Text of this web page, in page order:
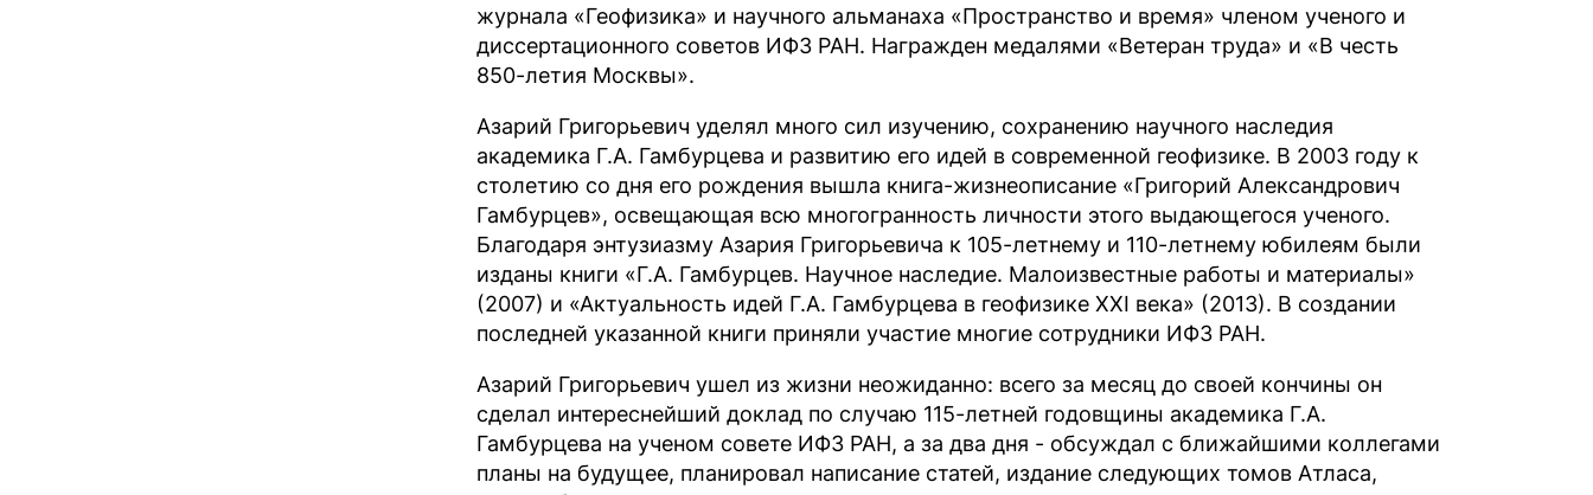
журнала «Геофизика» и научного альманаха «Пространство и время» членом ученого и
диссертационного советов ИФЗ РАН. Награжден медалями «Ветеран труда» и «В честь
850-летия Москвы».
Азарий Григорьевич уделял много сил изучению, сохранению научного наследия
академика Г.А. Гамбурцева и развитию его идей в современной геофизике. В 2003 году к
столетию со дня его рождения вышла книга-жизнеописание «Григорий Александрович
Гамбурцев», освещающая всю многогранность личности этого выдающегося ученого.
Благодаря энтузиазму Азария Григорьевича к 105-летнему и 110-летнему юбилеям были
изданы книги «Г.А. Гамбурцев. Научное наследие. Малоизвестные работы и материалы»
(2007) и «Актуальность идей Г.А. Гамбурцева в геофизике XXI века» (2013). В создании
последней указанной книги приняли участие многие сотрудники ИФЗ РАН.
Азарий Григорьевич ушел из жизни неожиданно: всего за месяц до своей кончины он
сделал интереснейший доклад по случаю 115-летней годовщины академика Г.А.
Гамбурцева на ученом совете ИФЗ РАН, а за два дня - обсуждал с ближайшими коллегами
планы на будущее, планировал написание статей, издание следующих томов Атласа,